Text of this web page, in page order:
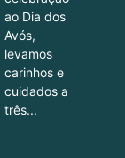
ao Dia dos
Avós,
levamos
carinhos e
cuidados a
três...